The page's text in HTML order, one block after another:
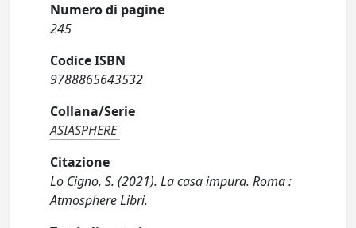
Numero di pagine
245
Codice ISBN
9788865643532
Collana/Serie
ASIASPHERE
Citazione
Lo Cigno, S. (2021). La casa impura. Roma :
Atmosphere Libri.